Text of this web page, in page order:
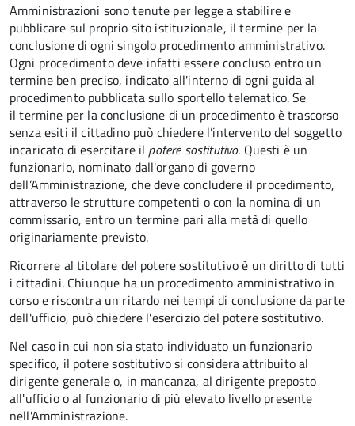
Amministrazioni sono tenute per legge a stabilire e
pubblicare sul proprio sito istituzionale, il termine per la
conclusione di ogni singolo procedimento amministrativo.
Ogni procedimento deve infatti essere concluso entro un
termine ben preciso, indicato all'interno di ogni guida al
procedimento pubblicata sullo sportello telematico. Se
il termine per la conclusione di un procedimento è trascorso
senza esiti il cittadino può chiedere l’intervento del soggetto
incaricato di esercitare il potere sostitutivo. Questi è un
funzionario, nominato dall'organo di governo
dell’Amministrazione, che deve concludere il procedimento,
attraverso le strutture competenti o con la nomina di un
commissario, entro un termine pari alla metà di quello
originariamente previsto.
Ricorrere al titolare del potere sostitutivo è un diritto di tutti
i cittadini. Chiunque ha un procedimento amministrativo in
corso e riscontra un ritardo nei tempi di conclusione da parte
dell'ufficio, può chiedere l'esercizio del potere sostitutivo.
Nel caso in cui non sia stato individuato un funzionario
specifico, il potere sostitutivo si considera attribuito al
dirigente generale o, in mancanza, al dirigente preposto
all'ufficio o al funzionario di più elevato livello presente
nell'Amministrazione.